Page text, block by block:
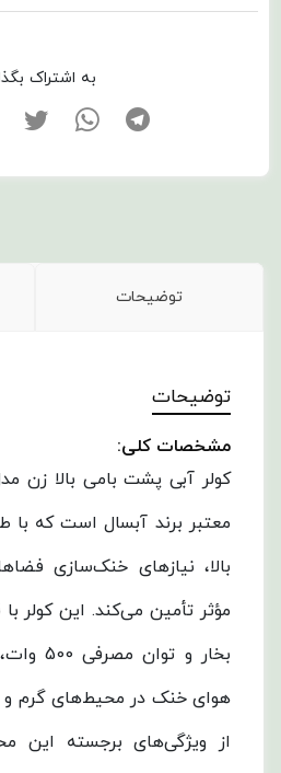
به اشتراک
توضیحات
توضیحات
مشخصات کلی:
معتبر برند آبسال است که با
بالا، نیازهای خنک‌سازی
بخار و
هوای خنک در محیط‌های گرم
از ویژگی‌های برجسته این